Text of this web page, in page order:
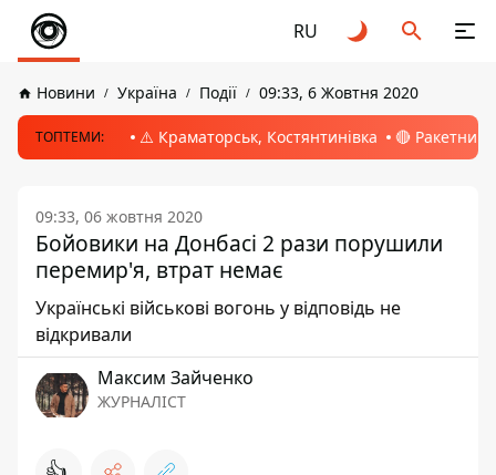
RU
Новини Україна Події 09:33, 6 Жовтня 2020
ТОПТЕМИ: ⚠️ Краматорськ, Костянтинівка 🔴 Ракетний
09:33, 06 жовтня 2020
Бойовики на Донбасі 2 рази порушили
перемир'я, втрат немає
Українські військові вогонь у відповідь не
відкривали
Максим Зайченко
ЖУРНАЛІСТ